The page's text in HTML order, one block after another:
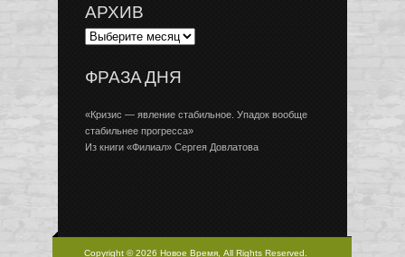
АРХИВ
ФРАЗА ДНЯ
«Кризис — явление стабильное. Упадок вообще
стабильнее прогресса»
Из книги «Филиал» Сергея Довлатова
Copyright © 2026 Новое Время, All Rights Reserved.